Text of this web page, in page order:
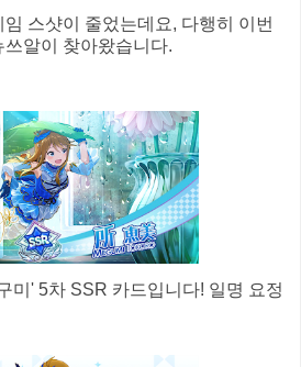
스샷이 줄었는데요, 다행히 이번
쓰알이 찾아왔습니다.
미' 5차 SSR 카드입니다! 일명 요정